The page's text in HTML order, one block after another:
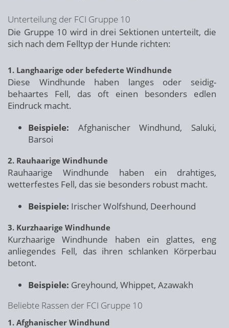
Unterteilung der FCI Gruppe 10
Die Gruppe 10 wird in drei Sektionen unterteilt, die
sich nach dem Felltyp der Hunde richten:
1. Langhaarige oder befederte Windhunde
Diese Windhunde haben langes oder seidig-
behaartes Fell, das oft einen besonders edlen
Eindruck macht.
Beispiele: Afghanischer Windhund, Saluki,
Barsoi
2. Rauhaarige Windhunde
Rauhaarige Windhunde haben ein drahtiges,
wetterfestes Fell, das sie besonders robust macht.
Beispiele: Irischer Wolfshund, Deerhound
3. Kurzhaarige Windhunde
Kurzhaarige Windhunde haben ein glattes, eng
anliegendes Fell, das ihren schlanken Körperbau
betont.
Beispiele: Greyhound, Whippet, Azawakh
Beliebte Rassen der FCI Gruppe 10
1. Afghanischer Windhund